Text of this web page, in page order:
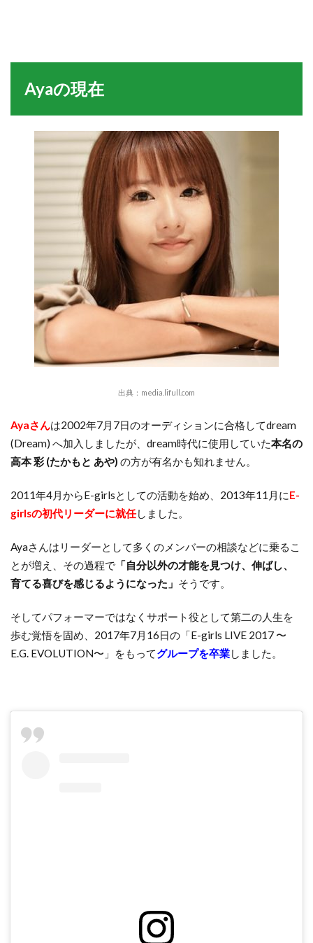
Ayaの現在
出典： media.lifull.com
Ayaさんは2002年7月7日のオーディションに合格してdream
(Dream) へ加入しましたが、dream時代に使用していた本名の
高本 彩 (たかもと あや) の方が有名かも知れません。
2011年4月からE-girlsとしての活動を始め、2013年11月にE-
girlsの初代リーダーに就任しました。
Ayaさんはリーダーとして多くのメンバーの相談などに乗るこ
とが増え、その過程で 「自分以外の才能を見つけ、伸ばし、
育てる喜びを感じるようになった」 そうです。
そしてパフォーマーではなくサポート役として第二の人生を
歩む覚悟を固め、2017年7月16日の「E-girls LIVE 2017 〜
E.G. EVOLUTION〜」をもってグループを卒業しました。